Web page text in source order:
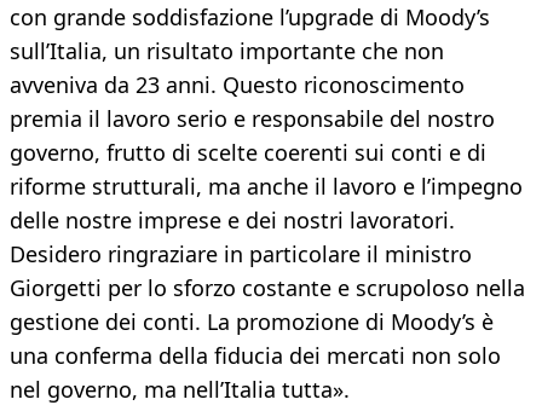
con grande soddisfazione l’upgrade di Moody’s
sull’Italia, un risultato importante che non
avveniva da 23 anni. Questo riconoscimento
premia il lavoro serio e responsabile del nostro
governo, frutto di scelte coerenti sui conti e di
riforme strutturali, ma anche il lavoro e l’impegno
delle nostre imprese e dei nostri lavoratori.
Desidero ringraziare in particolare il ministro
Giorgetti per lo sforzo costante e scrupoloso nella
gestione dei conti. La promozione di Moody’s è
una conferma della fiducia dei mercati non solo
nel governo, ma nell’Italia tutta».